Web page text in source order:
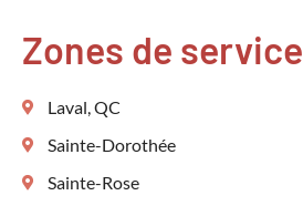
Zones de service
Laval, QC
Sainte-Dorothée
Sainte-Rose